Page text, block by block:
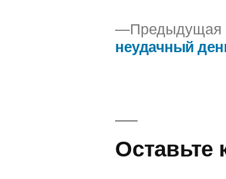
Навигация
записям
Предыдущая
неудачный
Оставьте